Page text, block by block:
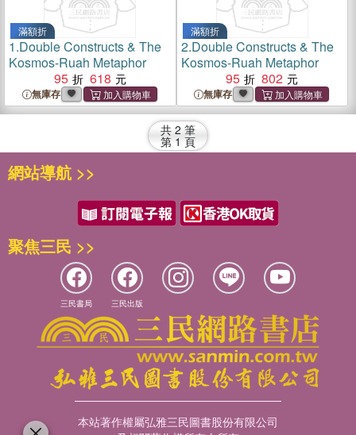
滿額折
1.Double Constructs & The
Kosmos-Ruah Metaphor
95
618
無庫存
滿額折
2.Double Constructs & The
Kosmos-Ruah Metaphor
95
802
無庫存
共 2 筆
第 1 頁
網站導航 >>
聚焦三民 >>
三民書局 三民出版
本站著作權屬弘雅三民圖書股份有限公司